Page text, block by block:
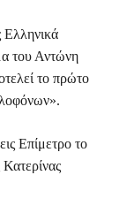
Ελληνικά
του Αντώνη
το πρώτο
Επίμετρο το